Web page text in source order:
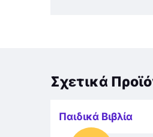
Σχετικά
Παιδικά Βιβλία